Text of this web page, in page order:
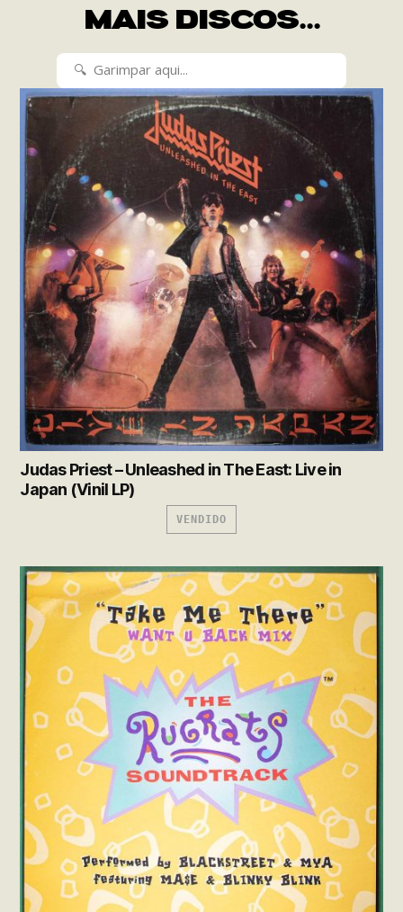
MAIS DISCOS...
Judas Priest – Unleashed in The East: Live in
Japan (Vinil LP)
VENDIDO